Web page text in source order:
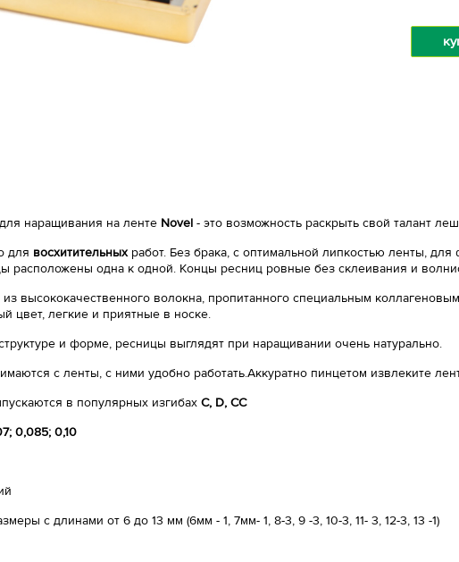
наращивания на ленте Novel - это возможность раскрыть свой талант
для восхитительныхработ. Без брака, с оптимальной липкостью ленты,
расположены одна к одной. Концы ресниц ровные без склеивания и
высококачественного волокна, пропитанного специальным
цвет, легкие и приятные в носке.
и форме, ресницы выглядят при наращивании очень натурально.
с ленты, с ними удобно работать.Аккуратно пинцетом извлеките
в популярных изгибах С, D, CC
0,085; 0,10
с длинами от 6 до 13 мм (6мм - 1, 7мм- 1, 8-3, 9 -3, 10-3, 11- 3, 12-3, 13 -1)